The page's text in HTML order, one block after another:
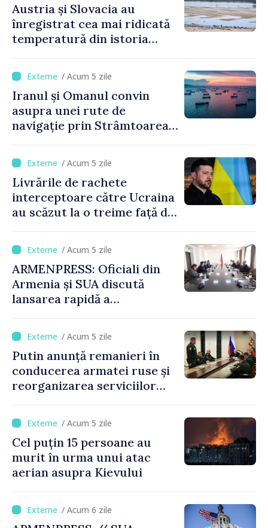
Austria și Slovacia au
înregistrat cea mai ridicată
temperatură din istoria
/ Acum 5 zile
Iranul și Omanul convin
asupra unei rute de
navigație prin Strâmtoarea
/ Acum 5 zile
Livrările de rachete
interceptoare către Ucraina
au scăzut la o treime față de
/ Acum 5 zile
ARMENPRESS: Oficiali din
Armenia și SUA discută
lansarea rapidă a
/ Acum 5 zile
Putin anunță remanieri în
conducerea armatei ruse și
reorganizarea serviciilor
/ Acum 5 zile
Cel puțin 15 persoane au
murit în urma unui atac
aerian asupra Kievului
/ Acum 6 zile